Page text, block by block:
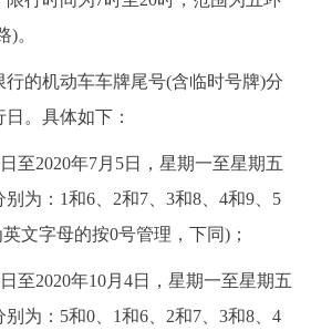
FRANÇAIS
العربية PORTUGUÊS
)。
的机动车车牌尾号(含临时号牌)分
。具体如下：
2020年7月5日，星期一至星期五
为：1和6、2和7、3和8、4和9、5
文字母的按0号管理，下同)；
2020年10月4日，星期一至星期五
为：5和0、1和6、2和7、3和8、4